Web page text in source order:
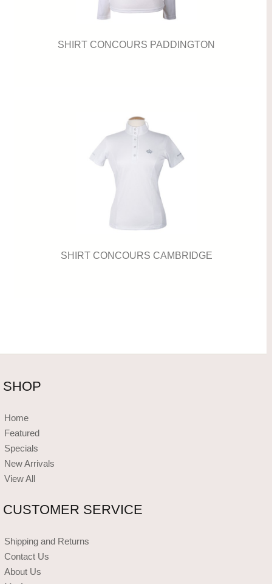
SHIRT CONCOURS PADDINGTON
SHIRT CONCOURS CAMBRIDGE
SHOP
Home
Featured
Specials
New Arrivals
View All
CUSTOMER SERVICE
Shipping and Returns
Contact Us
About Us